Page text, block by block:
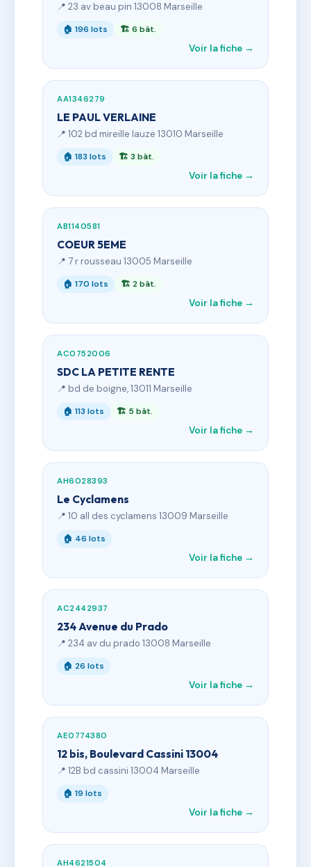
📍 23 av beau pin 13008 Marseille
🏠 196 lots 🏗 6 bât.
Voir la fiche →
AA1346279
LE PAUL VERLAINE
📍 102 bd mireille lauze 13010 Marseille
🏠 183 lots 🏗 3 bât.
Voir la fiche →
AB1140581
COEUR 5EME
📍 7 r rousseau 13005 Marseille
🏠 170 lots 🏗 2 bât.
Voir la fiche →
AC0752006
SDC LA PETITE RENTE
📍 bd de boigne, 13011 Marseille
🏠 113 lots 🏗 5 bât.
Voir la fiche →
AH6028393
Le Cyclamens
📍 10 all des cyclamens 13009 Marseille
🏠 46 lots
Voir la fiche →
AC2442937
234 Avenue du Prado
📍 234 av du prado 13008 Marseille
🏠 26 lots
Voir la fiche →
AE0774380
12 bis, Boulevard Cassini 13004
📍 12B bd cassini 13004 Marseille
🏠 19 lots
Voir la fiche →
AH4621504